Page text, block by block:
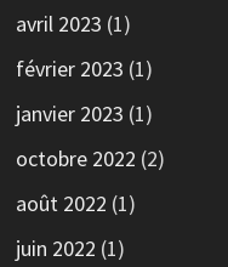
avril 2023 (1)
février 2023 (1)
janvier 2023 (1)
octobre 2022 (2)
août 2022 (1)
juin 2022 (1)